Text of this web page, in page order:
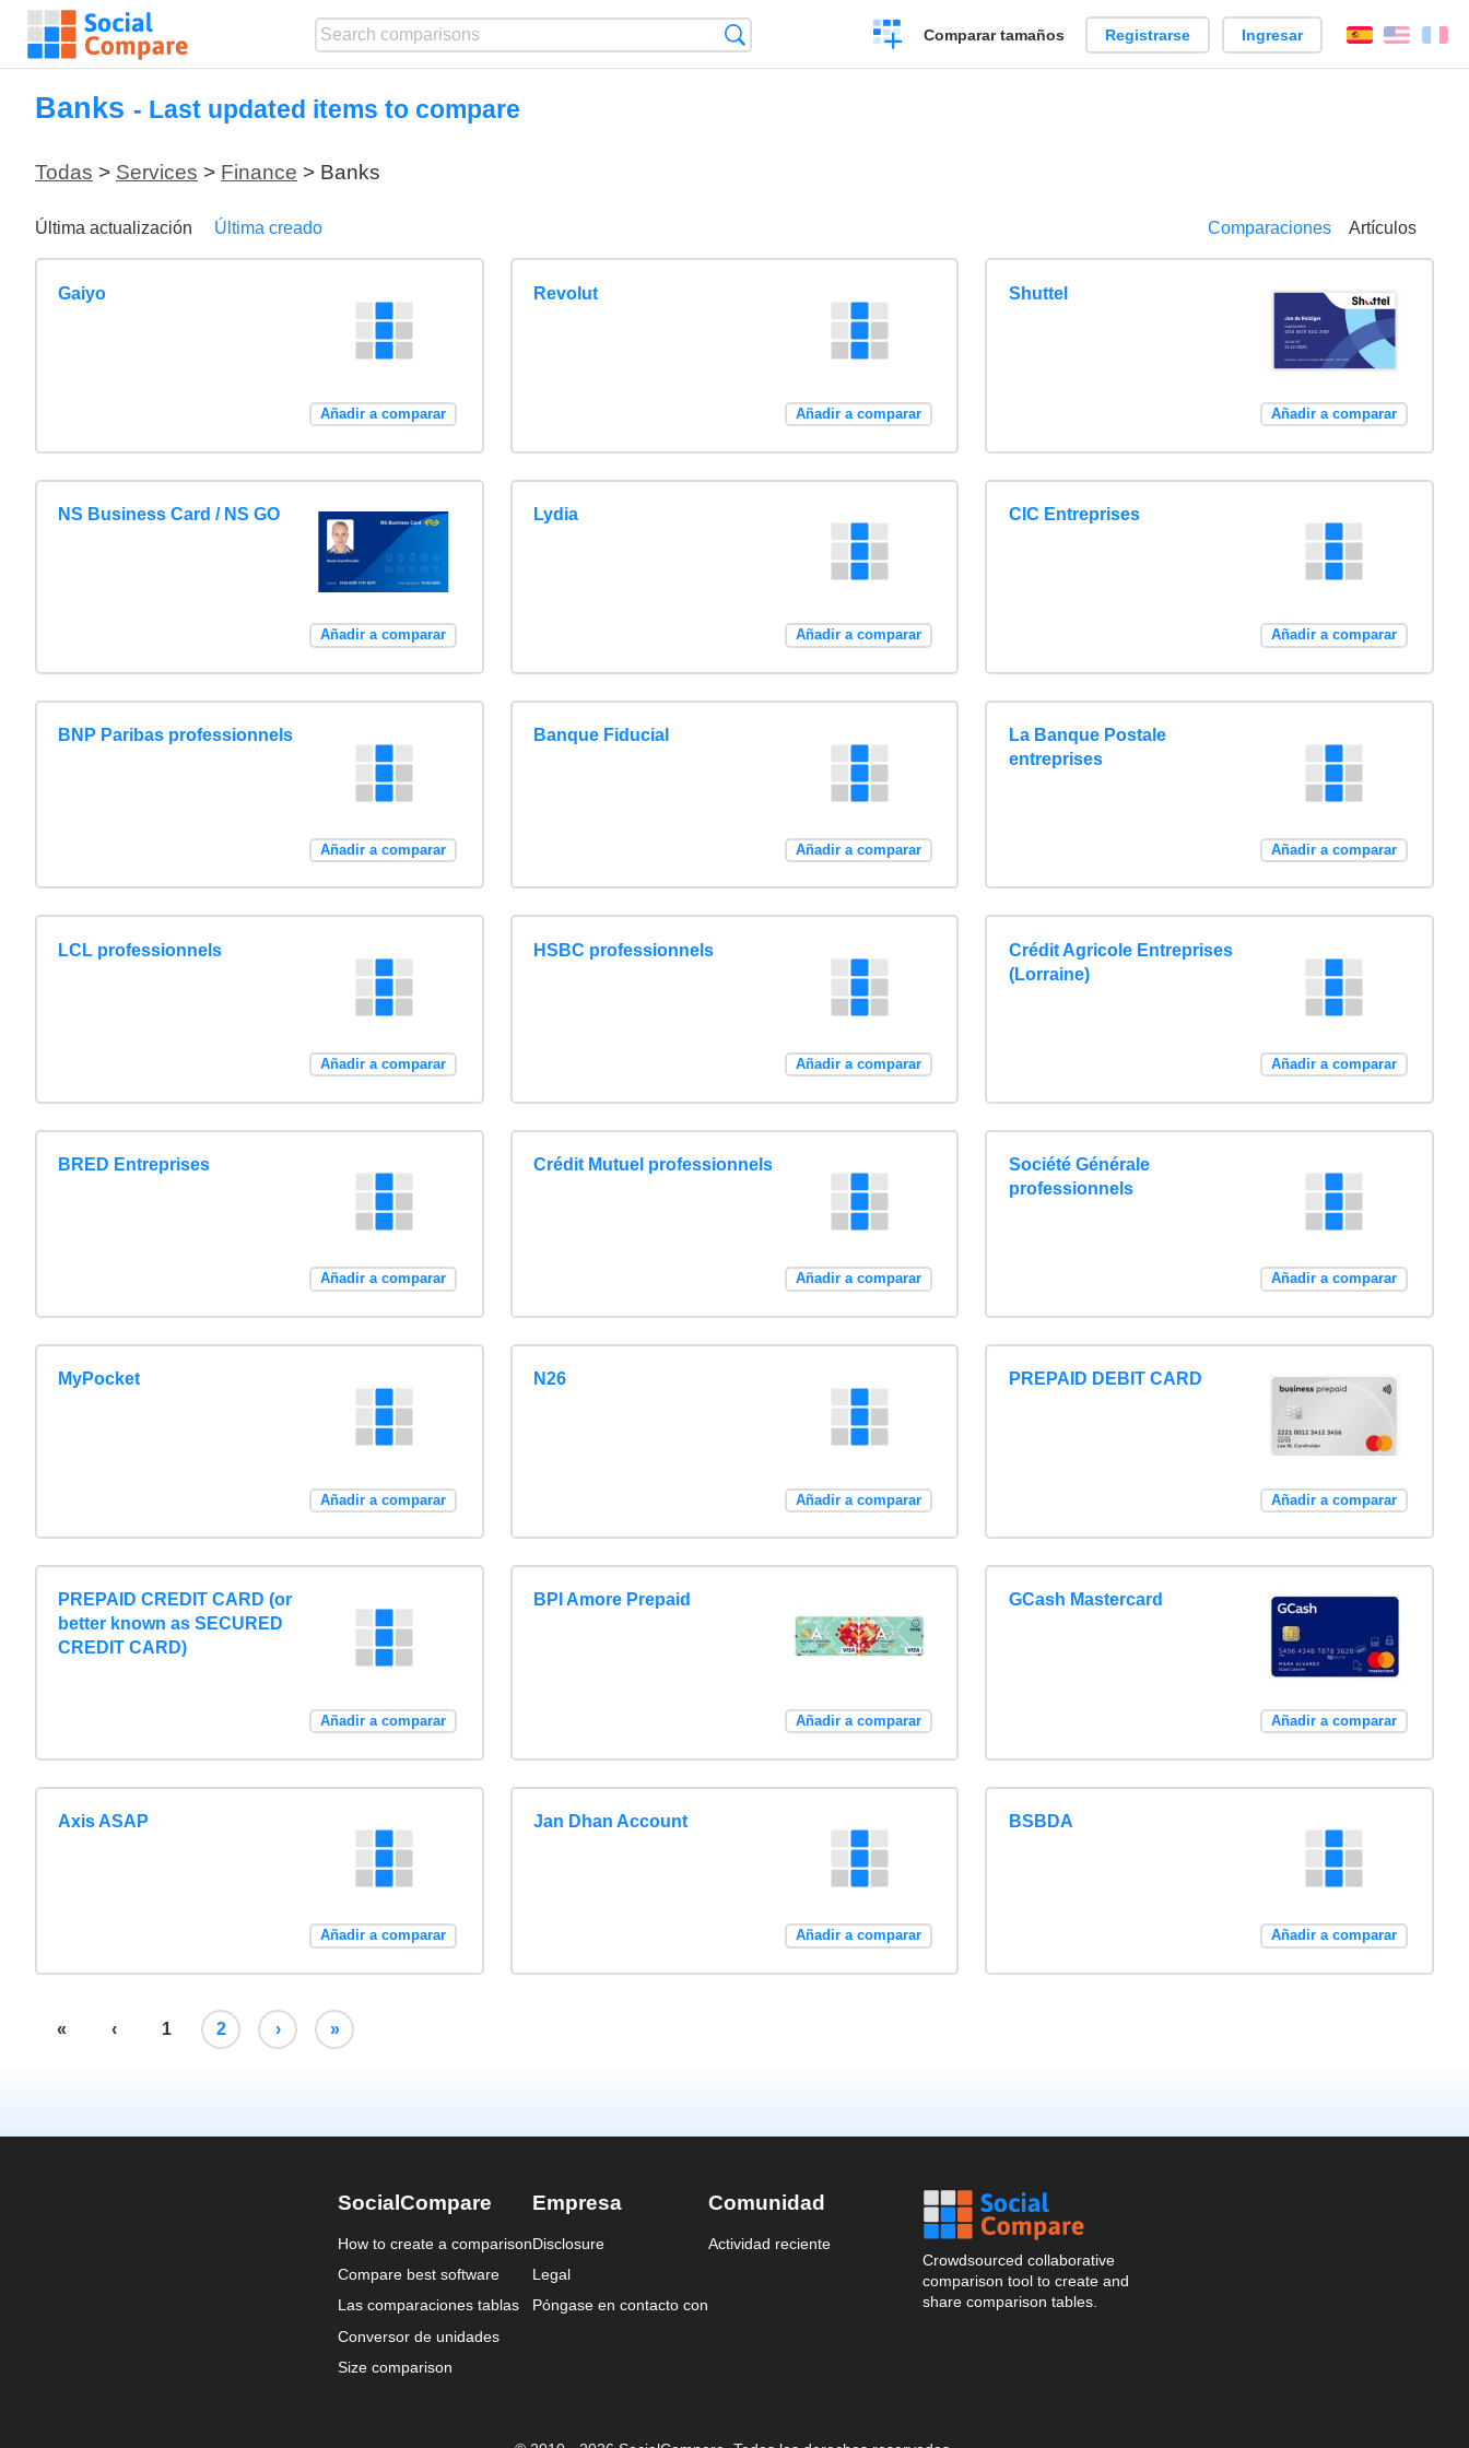
Crear
una
Comparar tamaños Registrarse Ingresar EspañolEnglish
Banks - Last updated items to compare
Todas > Services > Finance > Banks
Última actualización Última creado Comparaciones Artículos
Gaiyo
Añadir a comparar
Revolut
Añadir a comparar
Shuttel
Añadir a comparar
NS Business Card / NS GO
Añadir a comparar
Lydia
Añadir a comparar
CIC Entreprises
Añadir a comparar
BNP Paribas professionnels
Añadir a comparar
Banque Fiducial
Añadir a comparar
La Banque Postale
entreprises
Añadir a comparar
LCL professionnels
Añadir a comparar
HSBC professionnels
Añadir a comparar
Crédit Agricole Entreprises
(Lorraine)
Añadir a comparar
BRED Entreprises
Añadir a comparar
Crédit Mutuel professionnels
Añadir a comparar
Société Générale
professionnels
Añadir a comparar
MyPocket
Añadir a comparar
N26
Añadir a comparar
PREPAID DEBIT CARD
Añadir a comparar
PREPAID CREDIT CARD (or
better known as SECURED
CREDIT CARD)
Añadir a comparar
BPI Amore Prepaid
Añadir a comparar
GCash Mastercard
Añadir a comparar
Axis ASAP
Añadir a comparar
Jan Dhan Account
Añadir a comparar
BSBDA
Añadir a comparar
« ‹ 1 2 › »
SocialCompare
How to create a comparison
Compare best software
Las comparaciones tablas
Conversor de unidades
Size comparison
Empresa
Disclosure
Legal
Póngase en contacto con
Comunidad
Actividad reciente
Crowdsourced collaborative
comparison tool to create and
share comparison tables.